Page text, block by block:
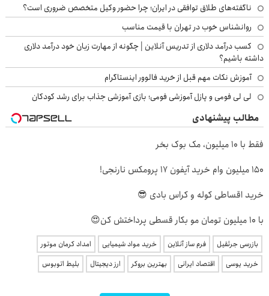
ناگفته‌های طلاق توافقی در ایران؛ چرا حضور وکیل متخصص ضروری است؟
روانشناس خوب در تهران با قیمت مناسب
کسب درآمد دلاری از تدریس آنلاین | چگونه از مهارت زبان خود درآمد دلاری
داشته باشیم؟
آموزش نکات مهم قبل از خرید فالوور اینستاگرام
لی لی فومی و پازل آموزشی فومی؛ بازی آموزشی جذاب برای رشد کودکان
مطالب پیشنهادی
فقط با 10 میلیون، مک بوک بخر
150 میلیون وام خرید آیفون 17 پرومکس نارنجی!
خرید اقساطی کوله و کراس بادی 😎
با 10 میلیون تومان مو بکار قسطی پرداختش کن😍
بازرسی جرثقیل فرم ساز آنلاین خرید مواد شیمیایی
امداد کرمان موتور
خرید یوسی
اقتصاد ایرانی بهترین بروکر ارز دیجیتال بلیط اتوبوس